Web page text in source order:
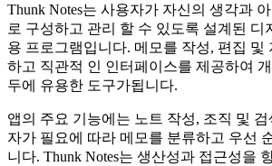
Thunk Notes는 사용자가 자신의 생각과
로 구성하고 관리 할 수 ​​있도록 설계된 디
용 프로그램입니다. 메모를 작성, 편집 및
하고 직관적 인 인터페이스를 제공하여
두에 유용한 도구가됩니다.
앱의 주요 기능에는 노트 작성, 조직 및
자가 필요에 따라 메모를 분류하고 우선
니다. Thunk Notes는 생산성과 접근성을